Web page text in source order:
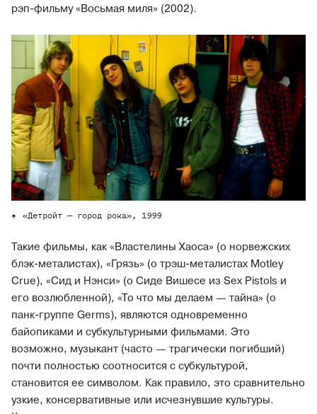
рэп-фильму «Восьмая миля» (2002).
«Детройт — город рока», 1999
Такие фильмы, как «Властелины Хаоса» (о норвежских
блэк-металистах), «Грязь» (о трэш-металистах Motley
Crue), «Сид и Нэнси» (о Сиде Вишесе из Sex Pistols и
его возлюбленной), «То что мы делаем — тайна» (о
панк-группе Germs), являются одновременно
байопиками и субкультурными фильмами. Это
возможно, музыкант (часто — трагически погибший)
почти полностью соотносится с субкультурой,
становится ее символом. Как правило, это сравнительно
узкие, консервативные или исчезнувшие культуры.